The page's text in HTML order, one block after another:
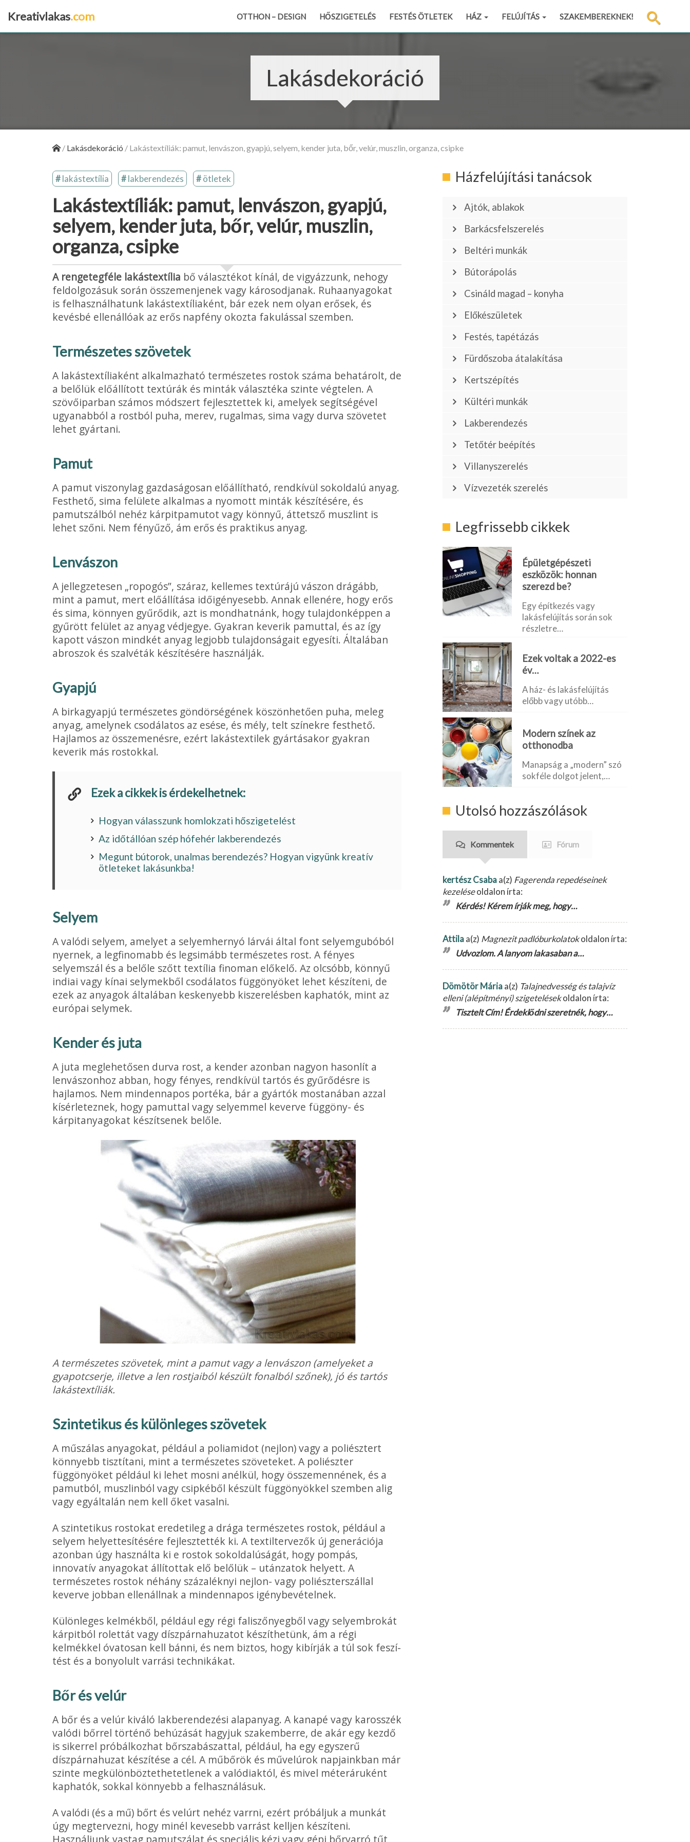
Kreativlakas.com OTTHON – DESIGN HŐSZIGETELÉS FESTÉS ÖTLETEK HÁZ FELÚJÍTÁS SZAKEMBEREKNEK!
Lakásdekoráció
/ Lakásdekoráció / Lakástextíliák: pamut, lenvászon, gyapjú, selyem, kender juta, bőr, velúr, muszlin, organza, csipke
lakástextília lakberendezés ötletek
Lakástextíliák: pamut, lenvászon, gyapjú,
selyem, kender juta, bőr, velúr, muszlin,
organza, csipke
A rengetegféle lakástextília bő választékot kínál, de vigyázzunk, nehogy
feldolgozá­suk során összemenjenek vagy károsodja­nak. Ruhaanyagokat
is felhasználhatunk lakástextíliaként, bár ezek nem olyan erősek, és
kevésbé ellenállóak az erős napfény okozta fakulással szemben.
Természetes szövetek
A lakástextíliaként alkalmazható természetes rostok száma behatárolt, de
a belőlük előállított textúrák és minták választéka szinte végtelen. A
szövőiparban számos módszert fejlesztettek ki, amelyek segítségével
ugyanabból a rostból puha, merev, rugalmas, sima vagy durva szövetet
lehet gyártani.
Pamut
A pamut viszonylag gazdaságosan előállítható, rendkí­vül sokoldalú anyag.
Festhető, sima felülete alkalmas a nyomott minták készítésére, és
pamutszálból nehéz kárpitpamutot vagy könnyű, áttetsző muszlint is
lehet szőni. Nem fényűző, ám erős és praktikus anyag.
Lenvászon
A jellegzetesen „ropogós”, száraz, kellemes textúrájú vászon drágább,
mint a pamut, mert előállítása időigé­nyesebb. Annak ellenére, hogy erős
és sima, könnyen gyűrődik, azt is mondhatnánk, hogy tulajdonképpen a
gyűrött felület az anyag védjegye. Gyakran keverik pamuttal, és az így
kapott vászon mindkét anyag leg­jobb tulajdonságait egyesíti. Általában
abroszok és szalvéták készítésére használják.
Gyapjú
A birkagyapjú természetes göndörségének köszönhe­tően puha, meleg
anyag, amelynek csodálatos az esése, és mély, telt színekre festhető.
Hajlamos az összemenésre, ezért lakástextilek gyártásakor gyakran
keverik más rostokkal.
Ezek a cikkek is érdekelhetnek:
Hogyan válasszunk homlokzati hőszigetelést
Az időtállóan szép hófehér lakberendezés
Megunt bútorok, unalmas berendezés? Hogyan vigyünk kreatív
ötleteket lakásunkba!
Selyem
A valódi selyem, amelyet a selyemhernyó lárvái által font selyemgubóból
nyernek, a legfinomabb és legsi­mább természetes rost. A fényes
selyemszál és a belőle szőtt textília finoman előkelő. Az olcsóbb, könnyű
indiai vagy kínai selymekből csodálatos függönyöket le­het készíteni, de
ezek az anyagok általában keskenyebb kiszerelésben kaphatók, mint az
európai selymek.
Kender és juta
A juta meglehetősen durva rost, a kender azonban nagyon hasonlít a
lenvászonhoz abban, hogy fényes, rendkívül tartós és gyűrődésre is
hajlamos. Nem min­dennapos portéka, bár a gyártók mostanában azzal
kísérleteznek, hogy pamuttal vagy selyemmel keverve függöny- és
kárpitanyagokat készítsenek belőle.
A természetes szövetek, mint a pamut vagy a lenvászon (amelyeket a
gyapotcserje, illetve a len rostjaiból készült fonalból szőnek), jó és tartós
lakástextíliák.
Szintetikus és különleges szövetek
A műszálas anyagokat, például a poliamidot (nejlon) vagy a poliésztert
könnyebb tisztítani, mint a természe­tes szöveteket. A poliészter
függönyöket például ki lehet mosni anélkül, hogy összemennének, és a
pamut­ból, muszlinból vagy csipkéből készült függönyökkel szemben alig
vagy egyáltalán nem kell őket vasalni.
A szintetikus rostokat eredetileg a drága természe­tes rostok, például a
selyem helyettesítésére fejlesztet­ték ki. A textiltervezők új generációja
azonban úgy használta ki e rostok sokoldalúságát, hogy pompás,
innovatív anyagokat állítottak elő belőlük – utánzatok helyett. A
természetes rostok néhány százaléknyi nej­lon- vagy poliészterszállal
keverve jobban ellenállnak a mindennapos igénybevételnek.
Különleges kelmékből, például egy régi faliszőnyeg­ből vagy selyembrokát
kárpitból rolettát vagy díszpár­nahuzatot készíthetünk, ám a régi
kelmékkel óvatosan kell bánni, és nem biztos, hogy kibírják a túl sok feszí­
tést és a bonyolult varrási technikákat.
Bőr és velúr
A bőr és a velúr kiváló lakberendezési alapanyag. A kanapé vagy karosszék
valódi bőrrel történő behúzá­sát hagyjuk szakemberre, de akár egy kezdő
is sikerrel próbálkozhat bőrszabászattal, például, ha egy egyszerű
díszpárnahuzat készítése a cél. A műbőrök és művelúrok napjainkban már
szinte megkülönböztethetetlenek a valódiaktól, és mivel méteráruként
kaphatók, sokkal könnyebb a felhasználásuk.
A valódi (és a mű) bőrt és velúrt nehéz varrni, ezért próbáljuk a munkát
úgy megtervezni, hogy minél kevesebb varrást kelljen készíteni.
Használjunk vastag pamutszálat és speciális kézi vagy gépi bőrvarró tűt
Házfelújítási tanácsok
Ajtók, ablakok
Barkácsfelszerelés
Beltéri munkák
Bútorápolás
Csináld magad – konyha
Előkészületek
Festés, tapétázás
Fürdőszoba átalakítása
Kertszépítés
Kültéri munkák
Lakberendezés
Tetőtér beépítés
Villanyszerelés
Vízvezeték szerelés
Legfrissebb cikkek
Épületgépészeti
eszközök: honnan
szerezd be?
Egy építkezés vagy
lakásfelújítás során sok
részletre…
Ezek voltak a 2022-es
év…
A ház- és lakásfelújítás
előbb vagy utóbb…
Modern színek az
otthonodba
Manapság a „modern” szó
sokféle dolgot jelent,…
Utolsó hozzászólások
Kommentek Fórum
kertész Csabaa(z) Fagerenda repedéseinek
kezeléseoldalon írta:
Kérdés! Kérem írják meg, hogy…
Attilaa(z) Magnezit padlóburkolatokoldalon írta:
Udvozlom. A lanyom lakasaban a…
Dömötör Máriaa(z) Talajnedvesség és talajvíz
elleni (alépítményi) szigetelésekoldalon írta:
Tisztelt Cím! Érdeklődni szeretnék, hogy…